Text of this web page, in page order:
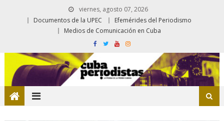
viernes, agosto 07, 2026
Documentos de la UPEC
Efemérides del Periodismo
Medios de Comunicación en Cuba